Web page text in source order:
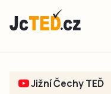
Jižní Čechy TEĎ